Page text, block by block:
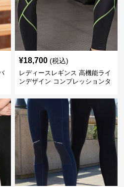
¥18,700 (税込)
レディースレギンス 高機能ライ
ンデザイン コンプレッションタ